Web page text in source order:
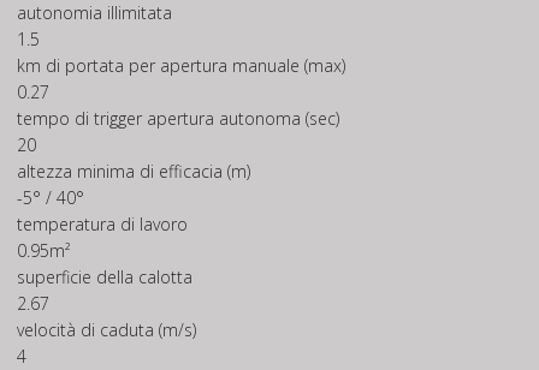
autonomia illimitata
1.5
km di portata per apertura manuale (max)
0.27
tempo di trigger apertura autonoma (sec)
20
altezza minima di efficacia (m)
-5° / 40°
temperatura di lavoro
0.95m²
superficie della calotta
2.67
velocità di caduta (m/s)
4